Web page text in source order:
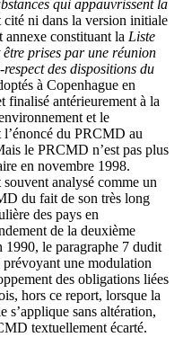
qui appauvrissent la
ni dans la version initiale
annexe constituant la Liste
prises par une réunion
des dispositions du
à Copenhague en
finalisé antérieurement à la
et le
du PRCMD au
le PRCMD n’est pas plus
en novembre 1998.
analysé comme un
du fait de son très long
des pays en
de la deuxième
1990, le paragraphe 7 dudit
une modulation
des obligations liées
hors ce report, lorsque la
s’applique sans altération,
textuellement écarté.